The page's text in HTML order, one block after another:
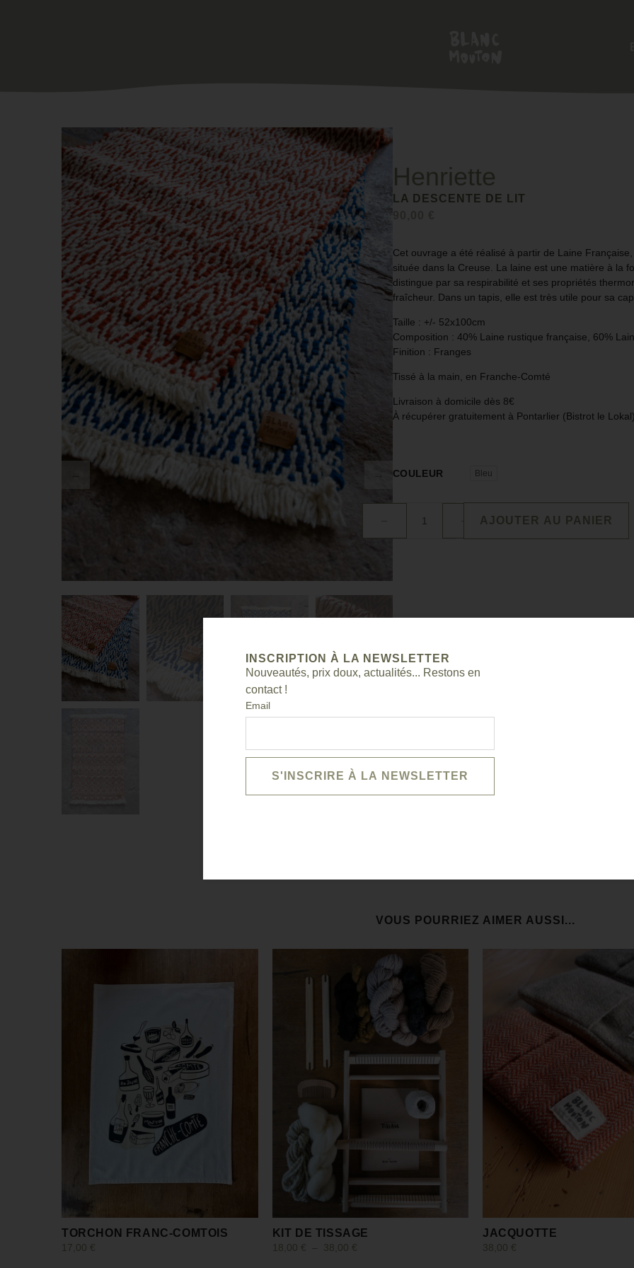
Henriette
LA DESCENTE DE LIT
Cet ouvrage a été réalisé à partir de Laine Française
située dans la Creuse. La laine est une matière à la
distingue par sa respirabilité et ses propriétés
fraîcheur. Dans un tapis, elle est très utile pour sa
Taille : +/- 52x100cm
Composition : 40% Laine rustique française, 60%
Finition : Franges
Tissé à la main, en Franche-Comté
Livraison à domicile dès 8€
À récupérer gratuitement à Pontarlier (Bistrot le
COULEUR Bleu
AJOUTER AU PANIER
VOUS POURRIEZ AIMER AUSSI...
TORCHON FRANC-COMTOIS
17,00 €
KIT DE TISSAGE
18,00 € – 38,00 €
JACQUOTTE
38,00 €
INSCRIPTION À LA NEWSLETTER
Nouveautés, prix doux, actualités... Restons en
contact !
Email